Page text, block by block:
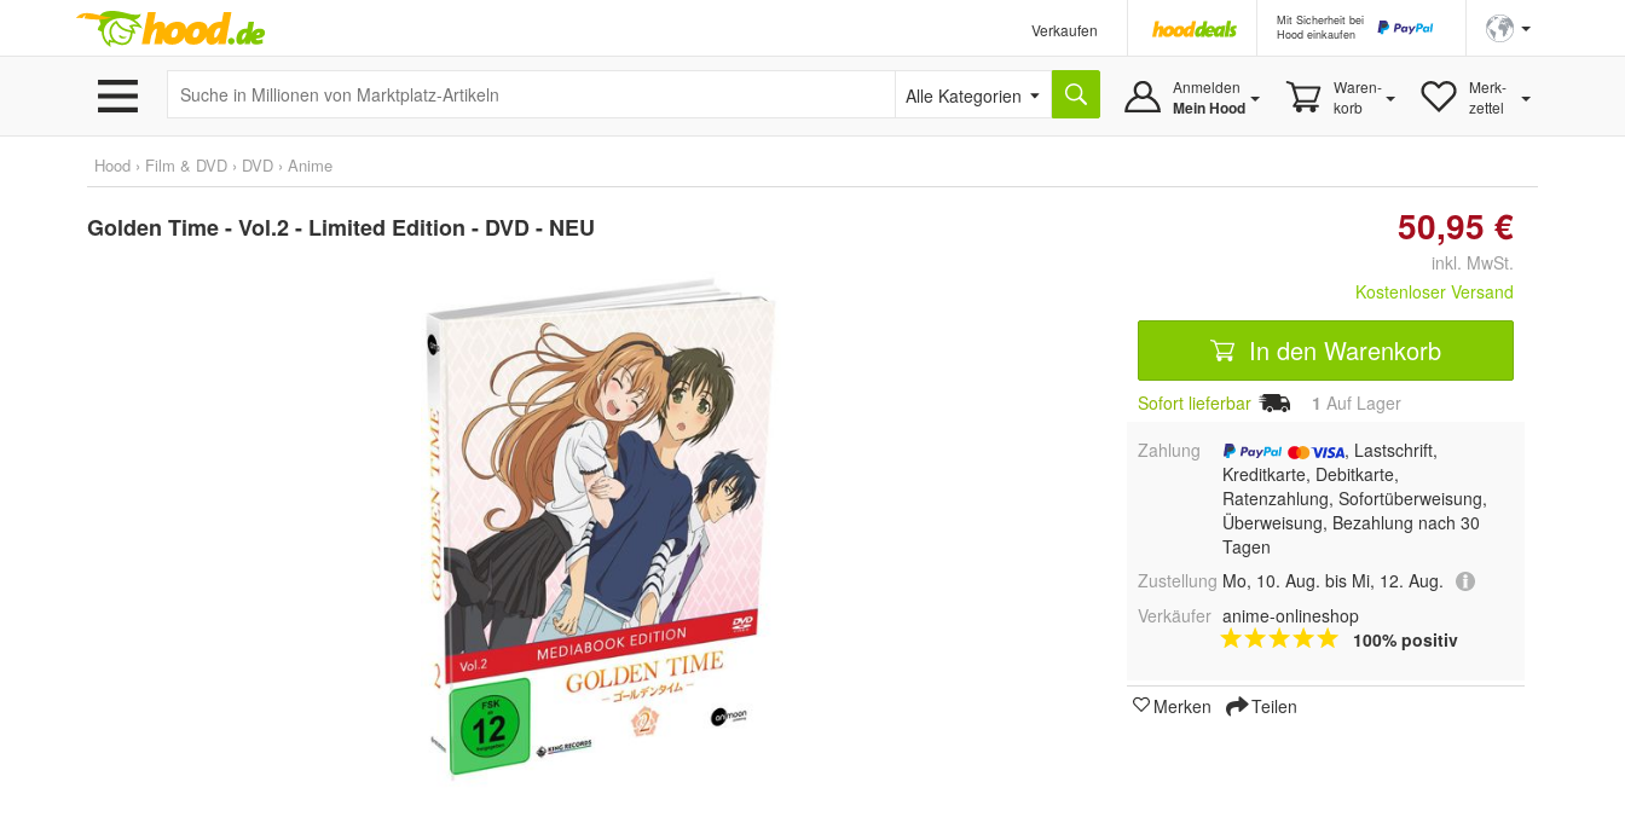
Verkaufen
Mit Sicherheit bei
Hood einkaufen
Alle Kategorien Anmelden
Mein Hood
Waren-
korb
Merk-
zettel
Hood › Film & DVD › DVD › Anime
Golden Time - Vol.2 - Limited Edition - DVD - NEU 50,95 €
inkl. MwSt.
Kostenloser Versand
In den Warenkorb
Sofort lieferbar 1 Auf Lager
Zahlung
, Lastschrift,
Kreditkarte, Debitkarte,
Ratenzahlung, Sofortüberweisung,
Überweisung, Bezahlung nach 30
Tagen
Zustellung Mo, 10. Aug. bis Mi, 12. Aug.
Verkäufer anime-onlineshop
100% positiv
Merken Teilen